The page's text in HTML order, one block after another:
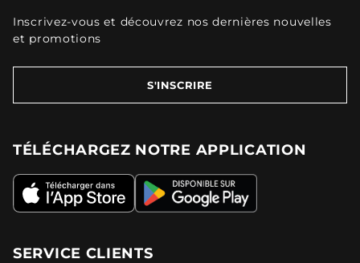
Inscrivez-vous et découvrez nos dernières nouvelles
et promotions
S'INSCRIRE
TÉLÉCHARGEZ NOTRE APPLICATION
SERVICE CLIENTS